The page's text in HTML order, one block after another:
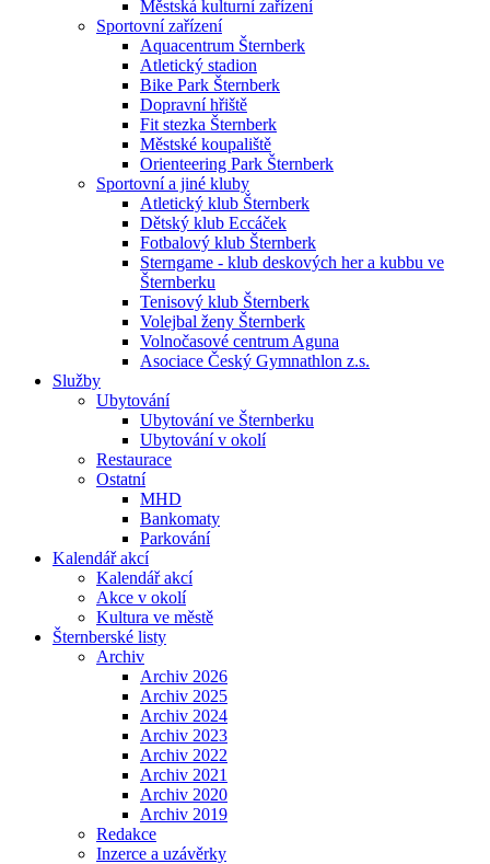
Městská kulturní zařízení
Sportovní zařízení
Aquacentrum Šternberk
Atletický stadion
Bike Park Šternberk
Dopravní hřiště
Fit stezka Šternberk
Městské koupaliště
Orienteering Park Šternberk
Sportovní a jiné kluby
Atletický klub Šternberk
Dětský klub Eccáček
Fotbalový klub Šternberk
Sterngame - klub deskových her a kubbu ve
Šternberku
Tenisový klub Šternberk
Volejbal ženy Šternberk
Volnočasové centrum Aguna
Asociace Český Gymnathlon z.s.
Služby
Ubytování
Ubytování ve Šternberku
Ubytování v okolí
Restaurace
Ostatní
MHD
Bankomaty
Parkování
Kalendář akcí
Kalendář akcí
Akce v okolí
Kultura ve městě
Šternberské listy
Archiv
Archiv 2026
Archiv 2025
Archiv 2024
Archiv 2023
Archiv 2022
Archiv 2021
Archiv 2020
Archiv 2019
Redakce
Inzerce a uzávěrky